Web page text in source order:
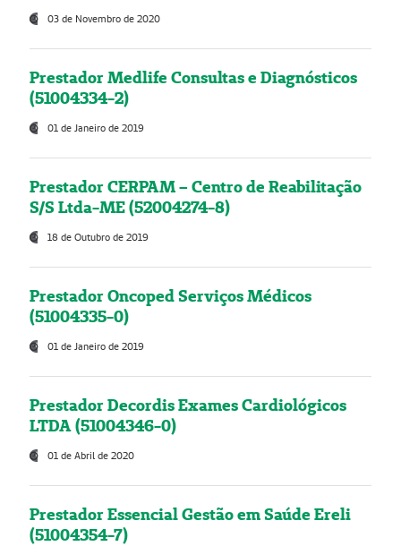
03 de Novembro de 2020
Prestador Medlife Consultas e Diagnósticos
(51004334-2)
01 de Janeiro de 2019
Prestador CERPAM – Centro de Reabilitação
S/S Ltda-ME (52004274-8)
18 de Outubro de 2019
Prestador Oncoped Serviços Médicos
(51004335-0)
01 de Janeiro de 2019
Prestador Decordis Exames Cardiológicos
LTDA (51004346-0)
01 de Abril de 2020
Prestador Essencial Gestão em Saúde Ereli
(51004354-7)